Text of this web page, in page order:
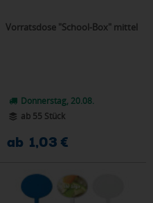
Vorratsdose "School-Box" mittel
Donnerstag, 20.08.
ab 55 Stück
ab 1,03 €